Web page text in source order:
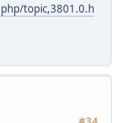
topic,3801.0.h